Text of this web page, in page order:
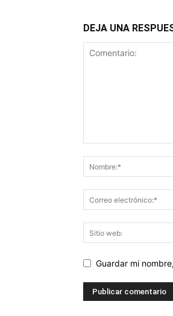
DEJA UNA
Guardar mi